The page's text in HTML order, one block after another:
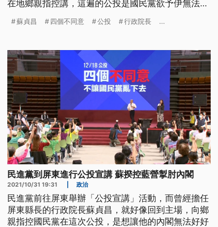
在地鄉親指控講，這遍的公投是國民黨欲予伊無法度
著台灣未來的發展。
蘇貞昌 四個不同意 公投 行政院長 ...
民進黨到屏東進行公投宣講 蘇揆控藍營掣肘內閣
2021/10/31 19:31 政治
民進黨前往屏東舉辦「公投宣講」活動，而曾經擔任
屏東縣長的行政院長蘇貞昌，就好像回到主場，向鄉
親指控國民黨在這次公投，是想讓他的內閣無法好好